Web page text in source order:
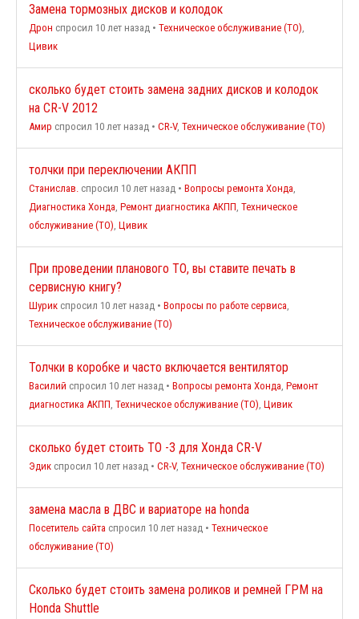
Замена тормозных дисков и колодок
Дрон спросил 10 лет назад • Техническое обслуживание (ТО)
Цивик
сколько будет стоить замена задних дисков и колодок
на CR-V 2012
Амир спросил 10 лет назад • CR-V, Техническое обслуживание (ТО)
толчки при переключении АКПП
Станислав. спросил 10 лет назад • Вопросы ремонта Хонда
Диагностика Хонда Ремонт диагностика АКПП Техническое
обслуживание (ТО) Цивик
При проведении планового ТО, вы ставите печать в
сервисную книгу?
Шурик спросил 10 лет назад • Вопросы по работе сервиса
Техническое обслуживание (ТО)
Толчки в коробке и часто включается вентилятор
Василий спросил 10 лет назад • Вопросы ремонта Хонда Ремонт
диагностика АКПП Техническое обслуживание (ТО) Цивик
сколько будет стоить ТО -3 для Хонда CR-V
Эдик спросил 10 лет назад • CR-V, Техническое обслуживание (ТО)
замена масла в ДВС и вариаторе на honda
Посетитель сайта спросил 10 лет назад • Техническое
обслуживание (ТО)
Сколько будет стоить замена роликов и ремней ГРМ на
Honda Shuttle